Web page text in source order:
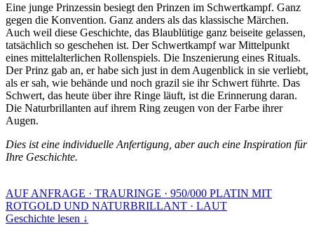
Eine junge Prinzessin besiegt den Prinzen im Schwertkampf. Ganz
gegen die Konvention. Ganz anders als das klassische Märchen.
Auch weil diese Geschichte, das Blaublütige ganz beiseite gelassen,
tatsächlich so geschehen ist. Der Schwertkampf war Mittelpunkt
eines mittelalterlichen Rollenspiels. Die Inszenierung eines Rituals.
Der Prinz gab an, er habe sich just in dem Augenblick in sie verliebt,
als er sah, wie behände und noch grazil sie ihr Schwert führte. Das
Schwert, das heute über ihre Ringe läuft, ist die Erinnerung daran.
Die Naturbrillanten auf ihrem Ring zeugen von der Farbe ihrer
Augen.
Dies ist eine individuelle Anfertigung, aber auch eine Inspiration für
Ihre Geschichte.
AUF ANFRAGE · TRAURINGE · 950/000 PLATIN MIT
ROTGOLD UND NATURBRILLANT · LAUT
Geschichte lesen ↓